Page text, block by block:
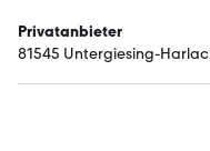
Privatanbieter
81545 Untergiesing-